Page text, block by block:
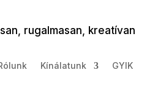
rugalmasan, kreatívan
Kínálatunk GYIK